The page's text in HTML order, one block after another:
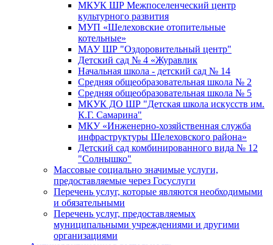
МКУК ШР Межпоселенческий центр
культурного развития
МУП «Шелеховские отопительные
котельные»
МАУ ШР "Оздоровительный центр"
Детский сад № 4 «Журавлик
Начальная школа - детский сад № 14
Средняя общеобразовательная школа № 2
Средняя общеобразовательная школа № 5
МКУК ДО ШР "Детская школа искусств им.
К.Г. Самарина"
МКУ «Инженерно-хозяйственная служба
инфраструктуры Шелеховского района»
Детский сад комбинированного вида № 12
"Солнышко"
Массовые социально значимые услуги,
предоставляемые через Госуслуги
Перечень услуг, которые являются необходимыми
и обязательными
Перечень услуг, предоставляемых
муниципальными учреждениями и другими
организациями